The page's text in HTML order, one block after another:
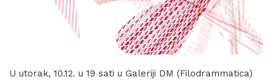
U utorak, 10.12. u 19 sati u Galeriji DM (Filodrammatica)